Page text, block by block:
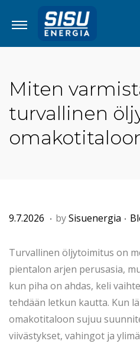
Miten
turvallinen
P
s
t
e
d
o
n
9.7.2026 2
.
5
.
2
0
2
. bySisuenergia . P
s
t
e
d
i
n
Turvallinen öljytoimitus on
pientalon arjen perusasia,
kun piha on ahdas, keli
tehdään letkun kautta. Kun
omakotitaloon sujuu
viivästykset, vahingot ja